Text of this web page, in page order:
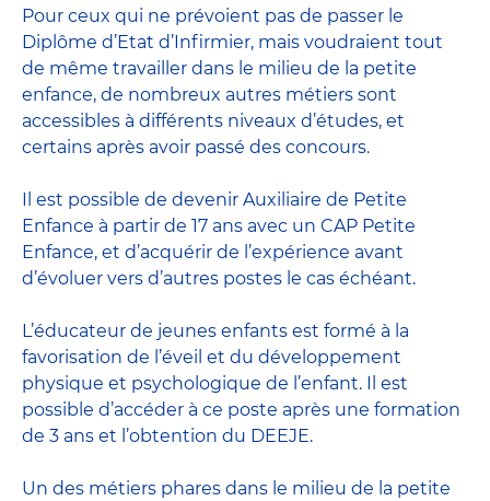
Pour ceux qui ne prévoient pas de passer le
Diplôme d’Etat d’Infirmier, mais voudraient tout
de même travailler dans le milieu de la petite
enfance, de nombreux autres métiers sont
accessibles à différents niveaux d’études, et
certains après avoir passé des concours.
Il est possible de devenir Auxiliaire de Petite
Enfance à partir de 17 ans avec un CAP Petite
Enfance, et d’acquérir de l’expérience avant
d’évoluer vers d’autres postes le cas échéant.
L’éducateur de jeunes enfants est formé à la
favorisation de l’éveil et du développement
physique et psychologique de l’enfant. Il est
possible d’accéder à ce poste après une formation
de 3 ans et l’obtention du DEEJE.
Un des métiers phares dans le milieu de la petite